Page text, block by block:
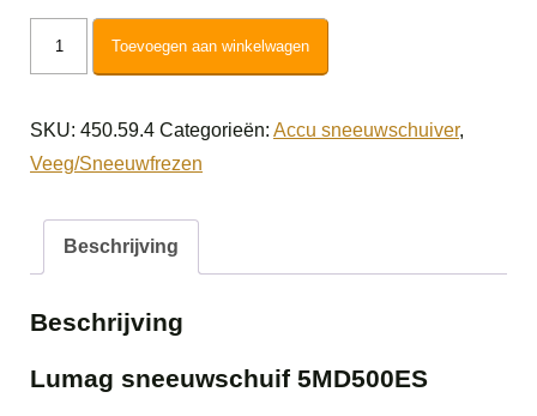
sneeuwschuif
aantal
Toevoegen aan winkelwagen
SKU: 450.59.4 Categorieën: Accu sneeuwschuiver,
Veeg/Sneeuwfrezen
Beschrijving
Beschrijving
Lumag sneeuwschuif 5MD500ES